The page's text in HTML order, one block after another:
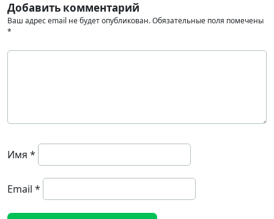
Добавить комментарий
Ваш адрес email не будет опубликован.Обязательные поля помечены
*
Имя *
Email *